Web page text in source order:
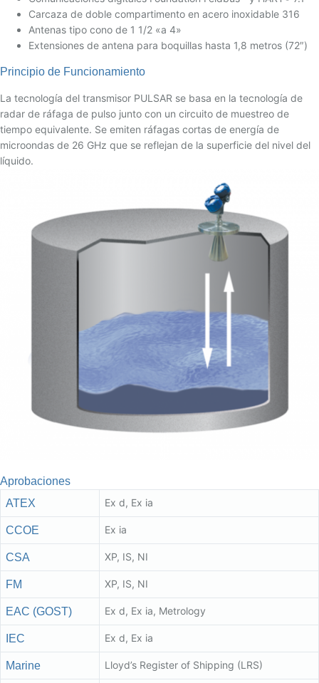
Carcaza de doble compartimento en acero inoxidable 316
Antenas tipo cono de 1 1/2 «a 4»
Extensiones de antena para boquillas hasta 1,8 metros (72″)
Principio de Funcionamiento
La tecnología del transmisor PULSAR se basa en la tecnología de
radar de ráfaga de pulso junto con un circuito de muestreo de
tiempo equivalente. Se emiten ráfagas cortas de energía de
microondas de 26 GHz que se reflejan de la superficie del nivel del
líquido.
Aprobaciones
ATEX
Ex d, Ex ia
CCOE Ex ia
CSA XP, IS, NI
FM XP, IS, NI
EAC (GOST) Ex d, Ex ia, Metrology
IEC Ex d, Ex ia
Marine Lloyd’s Register of Shipping (LRS)